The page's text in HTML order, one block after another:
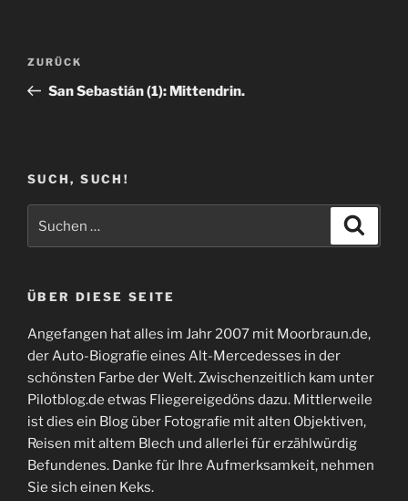
Beitragsnavigation
Vorheriger
Beitrag
ZURÜCK
San Sebastián (1): Mittendrin.
SUCH, SUCH!
nach:
ÜBER DIESE SEITE
Angefangen hat alles im Jahr 2007 mit Moorbraun.de,
der Auto-Biografie eines Alt-Mercedesses in der
schönsten Farbe der Welt. Zwischenzeitlich kam unter
Pilotblog.de etwas Fliegereigedöns dazu. Mittlerweile
ist dies ein Blog über Fotografie mit alten Objektiven,
Reisen mit altem Blech und allerlei für erzählwürdig
Befundenes. Danke für Ihre Aufmerksamkeit, nehmen
Sie sich einen Keks.